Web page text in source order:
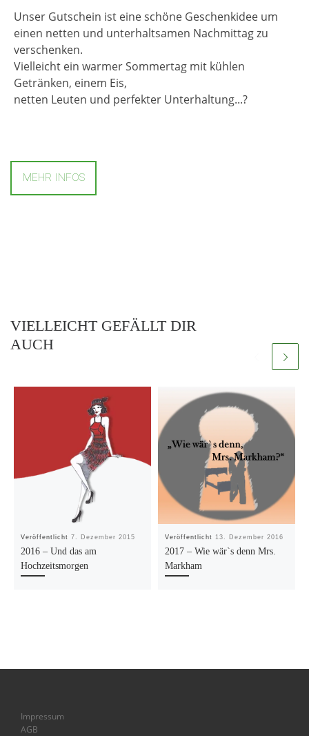
Unser Gutschein ist eine schöne Geschenkidee um
einen netten und unterhaltsamen Nachmittag zu
verschenken.
Vielleicht ein warmer Sommertag mit kühlen
Getränken, einem Eis,
netten Leuten und perfekter Unterhaltung...?
MEHR INFOS
VIELLEICHT GEFÄLLT DIR
AUCH
Veröffentlicht7. Dezember 2015
2016 – Und das am
Hochzeitsmorgen
Veröffentlicht13. Dezember 2016
2017 – Wie wär`s denn Mrs.
Markham
Impressum
AGB